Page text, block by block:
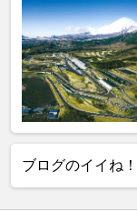
ブログのイイね